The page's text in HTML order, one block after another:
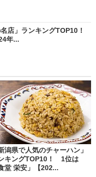
店」ランキングTOP10！
年...
潟県で人気のチャーハン」
キングTOP10！ 1位は
堂 栄安」【202...